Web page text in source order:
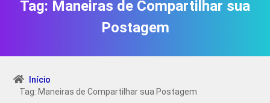
Tag: Maneiras de Compartilhar sua
Postagem
Início
Tag: Maneiras de Compartilhar sua Postagem